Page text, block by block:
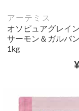
アーテミス
オソピュアグレイ
サーモン＆ガルバ
1kg